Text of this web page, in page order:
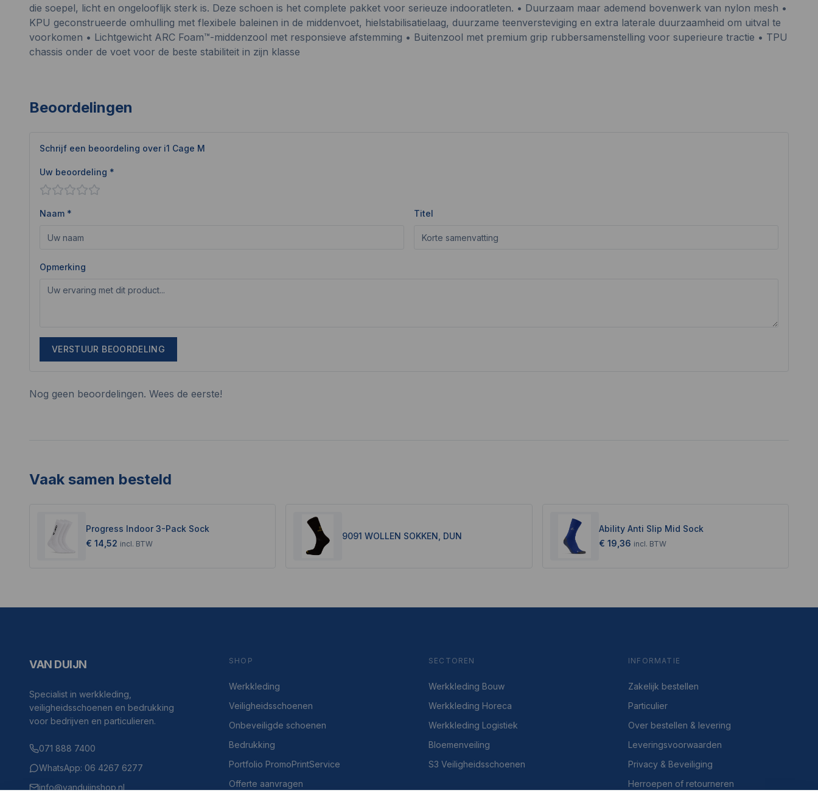
die soepel, licht en ongelooflijk sterk is. Deze schoen is het complete pakket voor serieuze indooratleten. • Duurzaam maar ademend bovenwerk van nylon mesh •
KPU geconstrueerde omhulling met flexibele baleinen in de middenvoet, hielstabilisatielaag, duurzame teenversteviging en extra laterale duurzaamheid om uitval te
voorkomen • Lichtgewicht ARC Foam™-middenzool met responsieve afstemming • Buitenzool met premium grip rubbersamenstelling voor superieure tractie • TPU
chassis onder de voet voor de beste stabiliteit in zijn klasse
Beoordelingen
Schrijf een beoordeling over i1 Cage M
Uw beoordeling *
Naam * Titel
Opmerking
VERSTUUR BEOORDELING
Nog geen beoordelingen. Wees de eerste!
Vaak samen besteld
Progress Indoor 3-Pack Sock
€ 14,52 incl. BTW
9091 WOLLEN SOKKEN, DUN
Ability Anti Slip Mid Sock
€ 19,36 incl. BTW
VAN DUIJN
Specialist in werkkleding,
veiligheidsschoenen en bedrukking
voor bedrijven en particulieren.
071 888 7400
WhatsApp: 06 4267 6277
info@vanduijnshop.nl
SHOP
Werkkleding
Veiligheidsschoenen
Onbeveiligde schoenen
Bedrukking
Portfolio PromoPrintService
Offerte aanvragen
SECTOREN
Werkkleding Bouw
Werkkleding Horeca
Werkkleding Logistiek
Bloemenveiling
S3 Veiligheidsschoenen
INFORMATIE
Zakelijk bestellen
Particulier
Over bestellen & levering
Leveringsvoorwaarden
Privacy & Beveiliging
Herroepen of retourneren